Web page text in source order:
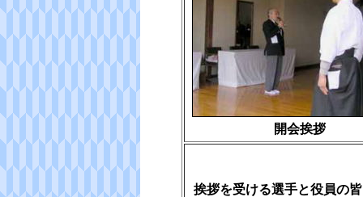
開会挨拶
挨拶を受ける選手と役員